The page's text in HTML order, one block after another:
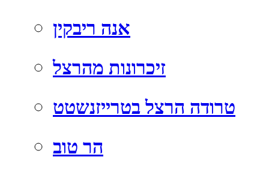
אנה ריבקין
זיכרונות מהרצל
טרודה הרצל בטרייזנשטט
הר טוב